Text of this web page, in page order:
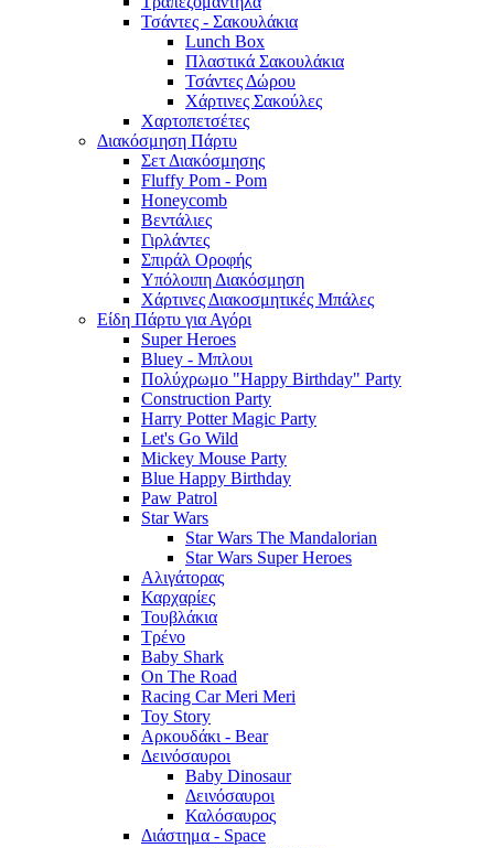
Τσάντες - Σακουλάκια
Lunch Box
Πλαστικά Σακουλάκια
Τσάντες Δώρου
Χάρτινες Σακούλες
Χαρτοπετσέτες
Διακόσμηση Πάρτυ
Σετ Διακόσμησης
Fluffy Pom - Pom
Honeycomb
Βεντάλιες
Γιρλάντες
Σπιράλ Οροφής
Υπόλοιπη Διακόσμηση
Χάρτινες Διακοσμητικές Μπάλες
Είδη Πάρτυ για Αγόρι
Super Heroes
Bluey - Μπλουι
Πολύχρωμο "Happy Birthday" Party
Construction Party
Harry Potter Magic Party
Let's Go Wild
Mickey Mouse Party
Blue Happy Birthday
Paw Patrol
Star Wars
Star Wars The Mandalorian
Star Wars Super Heroes
Αλιγάτορας
Καρχαρίες
Τουβλάκια
Τρένο
Baby Shark
On The Road
Racing Car Meri Meri
Toy Story
Αρκουδάκι - Bear
Δεινόσαυροι
Baby Dinosaur
Δεινόσαυροι
Καλόσαυρος
Διάστημα - Space